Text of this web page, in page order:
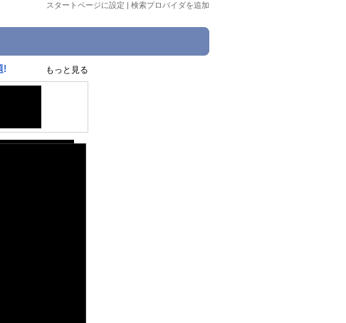
スタートページに設定 | 検索プロバイダを追加
! もっと見る